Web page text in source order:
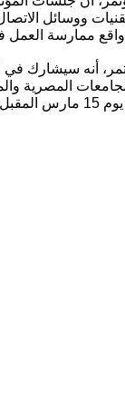
ووسائل
واقع ممارسة العمل
أنه سيشارك في
المصرية